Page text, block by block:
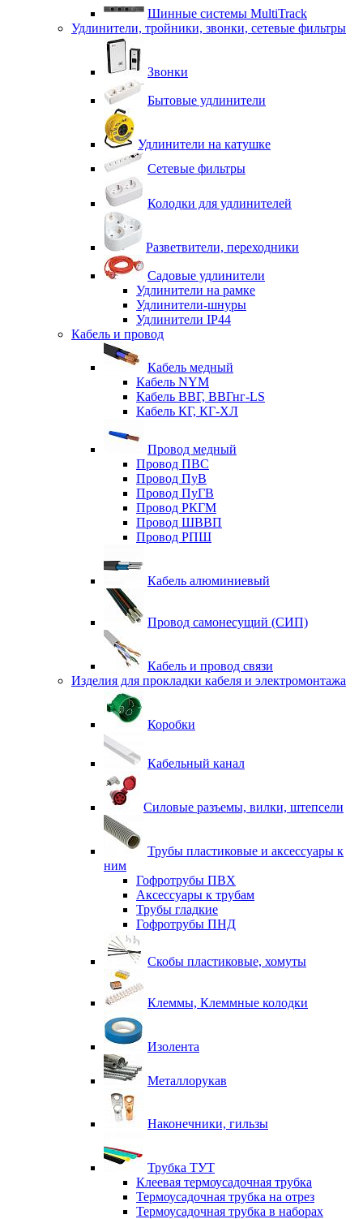
Шинные системы MultiTrack
Удлинители, тройники, звонки, сетевые фильтры
Звонки
Бытовые удлинители
Удлинители на катушке
Сетевые фильтры
Колодки для удлинителей
Разветвители, переходники
Садовые удлинители
Удлинители на рамке
Удлинители-шнуры
Удлинители IP44
Кабель и провод
Кабель медный
Кабель NYM
Кабель ВВГ, ВВГнг-LS
Кабель КГ, КГ-ХЛ
Провод медный
Провод ПВС
Провод ПуВ
Провод ПуГВ
Провод РКГМ
Провод ШВВП
Провод РПШ
Кабель алюминиевый
Провод самонесущий (СИП)
Кабель и провод связи
Изделия для прокладки кабеля и электромонтажа
Коробки
Кабельный канал
Силовые разъемы, вилки, штепсели
Трубы пластиковые и аксессуары к
ним
Гофротрубы ПВХ
Аксессуары к трубам
Трубы гладкие
Гофротрубы ПНД
Скобы пластиковые, хомуты
Клеммы, Клеммные колодки
Изолента
Металлорукав
Наконечники, гильзы
Трубка ТУТ
Клеевая термоусадочная трубка
Термоусадочная трубка на отрез
Термоусадочная трубка в наборах